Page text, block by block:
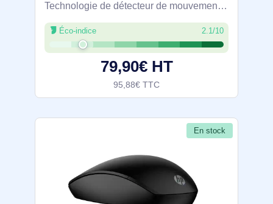
Technologie de détecteur de mouvement:
Laser, Interface de l'appareil: RF sans fil +
Bluetooth, Résolution en mouvement:
4000 DPI, Type de boutons: Boutons
Éco-indice 2.1/10
79,90€ HT
95,88€ TTC
En stock